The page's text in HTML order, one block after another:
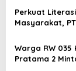
s
Sentimen Pasar
Perkuat
Masyarakat, PT
Karpet Masjid
Warga RW 035
Pratama 2